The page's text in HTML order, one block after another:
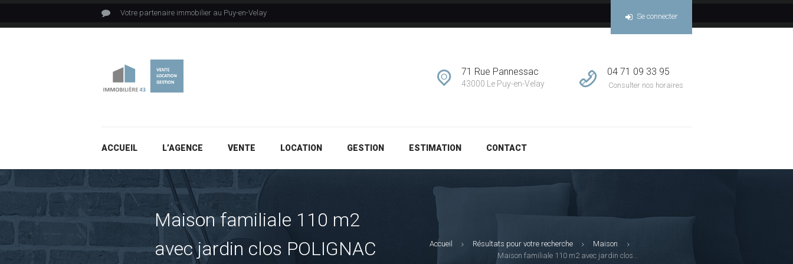
Votre partenaire immobilier au Puy-en-Velay Se connecter
71 Rue Pannessac
43000 Le Puy-en-Velay
04 71 09 33 95
Consulter nos horaires
ACCUEIL L’AGENCE VENTE LOCATION GESTION ESTIMATION CONTACT
Maison familiale 110 m2
avec jardin clos POLIGNAC
Accueil Résultats pour votre recherche
Maison
Maison familiale 110 m2 avec jardin clos...
GESTION